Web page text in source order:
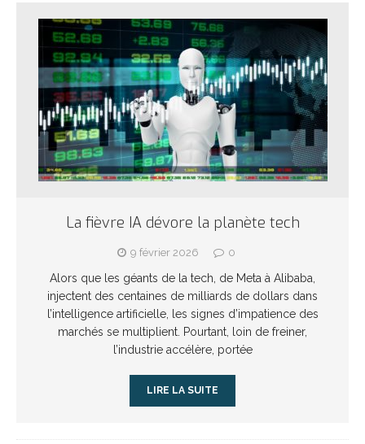
La fièvre IA dévore la planète tech
9 février 2026 0
Alors que les géants de la tech, de Meta à Alibaba,
injectent des centaines de milliards de dollars dans
l’intelligence artificielle, les signes d’impatience des
marchés se multiplient. Pourtant, loin de freiner,
l’industrie accélère, portée
LIRE LA SUITE